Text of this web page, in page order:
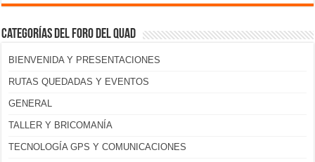
Categorías del foro del Quad
BIENVENIDA Y PRESENTACIONES
RUTAS QUEDADAS Y EVENTOS
GENERAL
TALLER Y BRICOMANÍA
TECNOLOGÍA GPS Y COMUNICACIONES